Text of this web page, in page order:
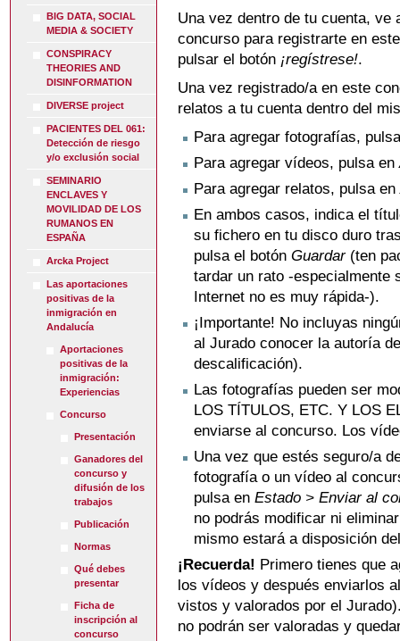
BIG DATA, SOCIAL
MEDIA & SOCIETY
CONSPIRACY
THEORIES AND
DISINFORMATION
DIVERSE project
PACIENTES DEL 061:
Detección de riesgo
y/o exclusión social
SEMINARIO
ENCLAVES Y
MOVILIDAD DE LOS
RUMANOS EN
ESPAÑA
Arcka Project
Las aportaciones
positivas de la
inmigración en
Andalucía
Aportaciones
positivas de la
inmigración:
Experiencias
Concurso
Presentación
Ganadores del
concurso y
difusión de los
trabajos
Publicación
Normas
Qué debes
presentar
Ficha de
inscripción al
concurso
Una vez dentro de tu cuenta,
concurso para registrarte en
pulsar el botón ¡regístrese!.
Una vez registrado/a en este
relatos a tu cuenta dentro del
Para agregar fotografías,
Para agregar vídeos, pulsa en
Para agregar relatos, pulsa en
En ambos casos, indica el
su fichero en tu disco duro
pulsa el botónGuardar(ten
tardar un rato -especialmente
Internet no es muy rápida-).
¡Importante! No incluyas
al Jurado conocer la autoría
descalificación).
Las fotografías pueden ser
LOS TÍTULOS, ETC. Y LOS
enviarse al concurso. Los
Una vez que estés seguro/a
fotografía o un vídeo al
pulsa enEstado > Enviar al
no podrás modificar ni
mismo estará a disposición
¡Recuerda! Primero tienes que
los vídeos y después enviarlos
vistos y valorados por el
no podrán ser valoradas y